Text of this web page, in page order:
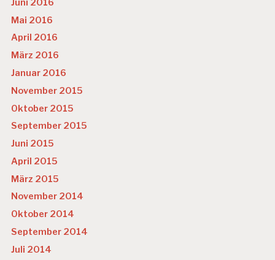
Juni 2016
Mai 2016
April 2016
März 2016
Januar 2016
November 2015
Oktober 2015
September 2015
Juni 2015
April 2015
März 2015
November 2014
Oktober 2014
September 2014
Juli 2014